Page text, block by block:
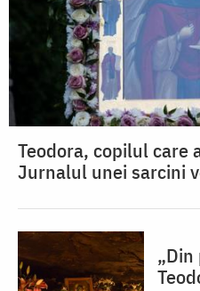
Teodora, copilul care
Jurnalul unei sarcini